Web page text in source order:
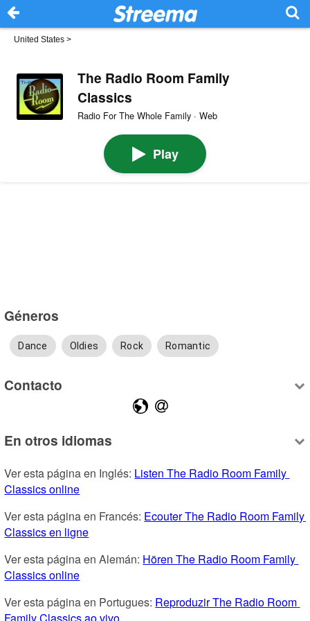
United States >
The Radio Room Family
Classics
Radio For The Whole Family · Web
Play
Géneros
Dance Oldies Rock Romantic
Contacto
En otros idiomas
Ver esta página en Inglés: Listen The Radio Room Family
Classics online
Ver esta página en Francés: Ecouter The Radio Room Family
Classics en ligne
Ver esta página en Alemán: Hören The Radio Room Family
Classics online
Ver esta página en Portugues: Reproduzir The Radio Room
Family Classics ao vivo